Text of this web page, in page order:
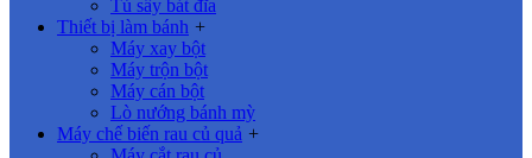
Tủ sấy bát đĩa
Thiết bị làm bánh +
Máy xay bột
Máy trộn bột
Máy cán bột
Lò nướng bánh mỳ
Máy chế biến rau củ quả +